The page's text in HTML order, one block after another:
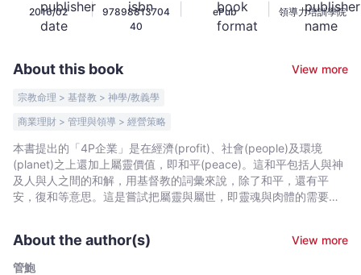
管
鮑
2016/02 |
97898813704
40
ePub 領導力培訓學院
About this book View more
宗教命理 > 基督教 > 神學/教義學
商業理財 > 管理與領導 > 經營策略
本書提出的「4P企業」是在經濟(profit)、社會(people)及環境
(planet)之上還加上屬靈價值，即和平(peace)。這和平包括人與神
及人與人之間的和解，用基督教的詞彙來說，除了和平，還有平
安，復和等意思。這是嘗試把屬靈與屬世，即靈魂與肉體的需要用
About the author(s)
View more
管鮑